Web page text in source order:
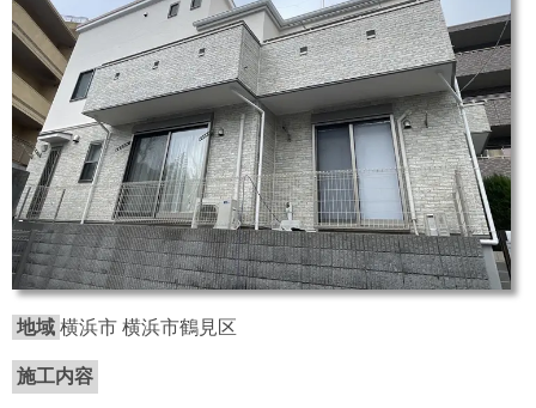
地域 横浜市 横浜市鶴見区
施工内容